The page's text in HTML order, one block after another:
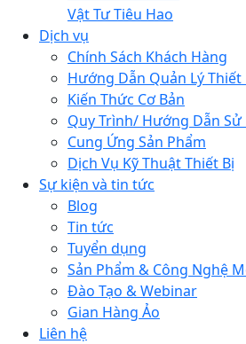
Vật Tư Tiêu Hao
Dịch vụ
Chính Sách Khách Hàng
Hướng Dẫn Quản Lý Thiết
Kiến Thức Cơ Bản
Quy Trình/ Hướng Dẫn Sử
Cung Ứng Sản Phẩm
Dịch Vụ Kỹ Thuật Thiết Bị
Sự kiện và tin tức
Blog
Tin tức
Tuyển dụng
Sản Phẩm & Công Nghệ
Đào Tạo & Webinar
Gian Hàng Ảo
Liên hệ